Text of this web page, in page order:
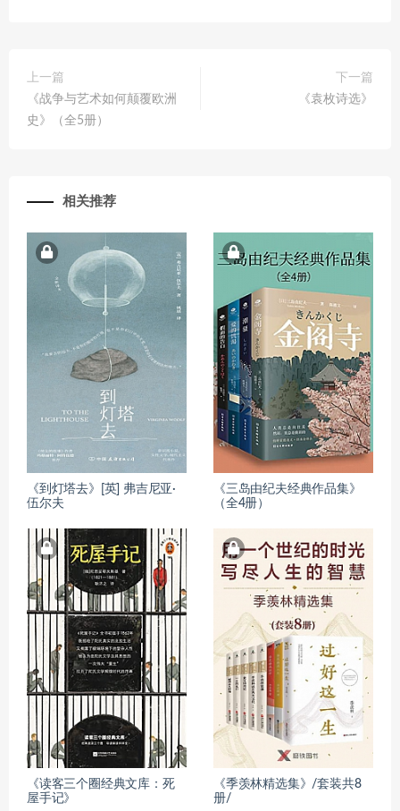
上一篇
《战争与艺术如何颠覆欧洲
史》（全5册）
下一篇
《袁枚诗选》
相关推荐
《到灯塔去》[英] 弗吉尼亚·
伍尔夫
《三岛由纪夫经典作品集》
（全4册）
《读客三个圈经典文库：死
屋手记》
《季羡林精选集》/套装共8
册/